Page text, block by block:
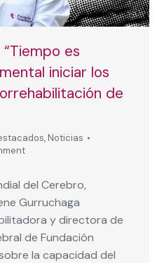
es
iniciar los
de
, Noticias
del Cerebro,
Gurruchaga
y directora de
de Fundación
la capacidad del